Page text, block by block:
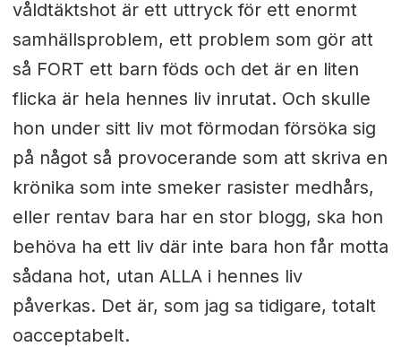
våldtäktshot är ett uttryck för ett enormt
samhällsproblem, ett problem som gör att
så FORT ett barn föds och det är en liten
flicka är hela hennes liv inrutat. Och skulle
hon under sitt liv mot förmodan försöka sig
på något så provocerande som att skriva en
krönika som inte smeker rasister medhårs,
eller rentav bara har en stor blogg, ska hon
behöva ha ett liv där inte bara hon får motta
sådana hot, utan ALLA i hennes liv
påverkas. Det är, som jag sa tidigare, totalt
oacceptabelt.